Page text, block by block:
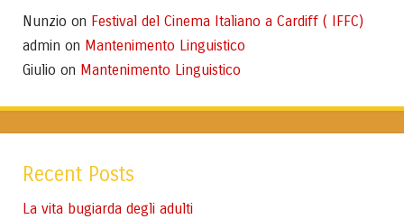
Nunzio on Festival del Cinema Italiano a Cardiff ( IFFC)
admin on Mantenimento Linguistico
Giulio on Mantenimento Linguistico
Recent Posts
La vita bugiarda degli adulti